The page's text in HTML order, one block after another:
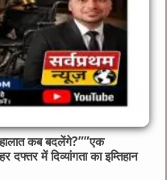
कब बदलेंगे?”​”एक
दफ्तर में दिव्यांगता का इम्तिहान